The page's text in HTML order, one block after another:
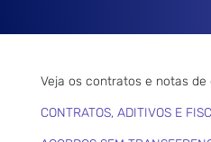
Veja os contratos e notas de
CONTRATOS, ADITIVOS E